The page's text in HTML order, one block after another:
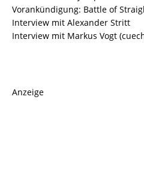
Vorankündigung: Battle of
Interview mit Alexander Stritt
Interview mit Markus Vogt
Anzeige